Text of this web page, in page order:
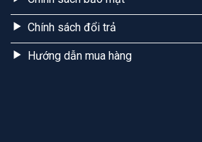
Chính sách đổi trả
Hướng dẫn mua hàng